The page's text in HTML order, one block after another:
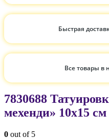
Быстрая
Все товары в
7830688
мехенди» 10х15 см
0 out of 5